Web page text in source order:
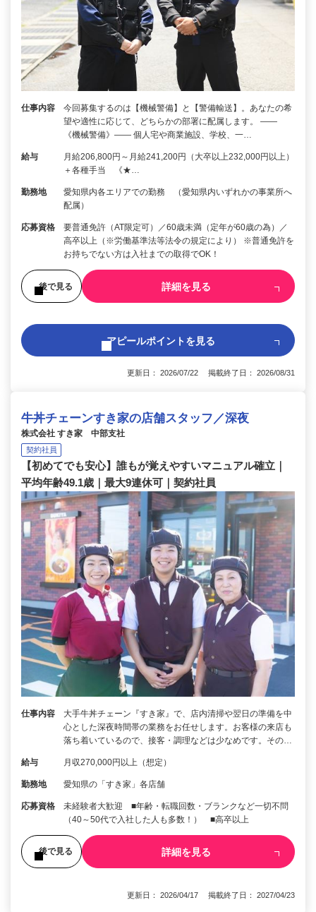
仕事内容
今回募集するのは【機械警備】と【警備輸送】。あなたの希
望や適性に応じて、どちらかの部署に配属します。 ――
《機械警備》―― 個人宅や商業施設、学校、一…
給与
月給206,800円～月給241,200円（大卒以上232,000円以上）
＋各種手当 《★…
勤務地
愛知県内各エリアでの勤務 （愛知県内いずれかの事業所へ
配属）
応募資格
要普通免許（AT限定可）／60歳未満（定年が60歳の為）／
高卒以上（※労働基準法等法令の規定により） ※普通免許を
お持ちでない方は入社までの取得でOK！
後で見る 詳細を見る
アピールポイントを見る
更新日： 2026/07/22 掲載終了日： 2026/08/31
牛丼チェーンすき家の店舗スタッフ／深夜
株式会社 すき家 中部支社
契約社員
【初めてでも安心】誰もが覚えやすいマニュアル確立｜
平均年齢49.1歳｜最大9連休可｜契約社員
仕事内容
大手牛丼チェーン『すき家』で、店内清掃や翌日の準備を中
心とした深夜時間帯の業務をお任せします。お客様の来店も
落ち着いているので、接客・調理などは少なめです。その…
給与 月収270,000円以上（想定）
勤務地 愛知県の「すき家」各店舗
応募資格
未経験者大歓迎 ■年齢・転職回数・ブランクなど一切不問
（40～50代で入社した人も多数！） ■高卒以上
後で見る 詳細を見る
更新日： 2026/04/17 掲載終了日： 2027/04/23